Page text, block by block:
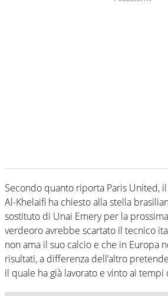
Secondo quanto riporta Paris United,
Al-Khelaifi ha chiesto alla stella
sostituto di Unai Emery per la
verdeoro avrebbe scartato il tecnico
non ama il suo calcio e che in Europa
risultati, a differenza dell’altro
il quale ha già lavorato e vinto ai tempi